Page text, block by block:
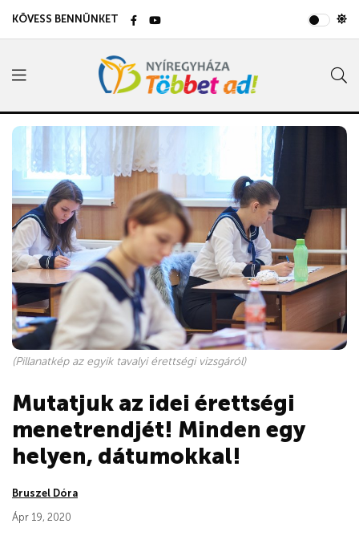
KÖVESS BENNÜNKET
(Pillanatkép az egyik tavalyi érettségi vizsgáról)
Mutatjuk az idei érettségi
menetrendjét! Minden egy
helyen, dátumokkal!
Bruszel Dóra
Ápr 19, 2020